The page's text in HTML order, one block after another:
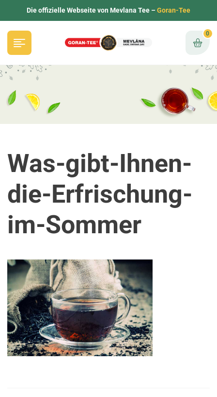
Die offizielle Webseite von Mevlana Tee –Goran-Tee
0
Was-gibt-Ihnen-
die-Erfrischung-
im-Sommer